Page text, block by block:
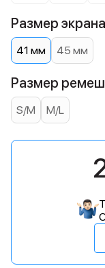
Размер
41 мм 45 мм
Размер
S/M M/L